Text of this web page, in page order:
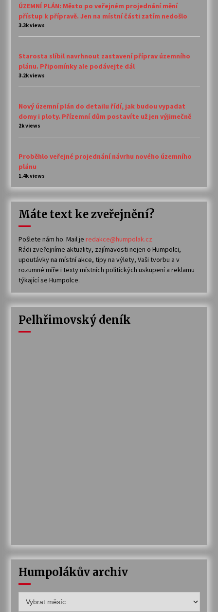
ÚZEMNÍ PLÁN: Město po veřejném projednání mění
přístup k přípravě. Jen na místní části zatím nedošlo
3.3k views
Starosta slíbil navrhnout zastavení příprav územního
plánu. Připomínky ale podávejte dál
3.2k views
Nový územní plán do detailu řídí, jak budou vypadat
domy i ploty. Přízemní dům postavíte už jen výjimečně
2k views
Proběhlo veřejné projednání návrhu nového územního
plánu
1.4k views
Máte text ke zveřejnění?
Pošlete nám ho. Mail je redakce@humpolak.cz
Rádi zveřejníme aktuality, zajímavosti nejen o Humpolci,
upoutávky na místní akce, tipy na výlety, Vaši tvorbu a v
rozumné míře i texty místních politických uskupení a reklamu
týkající se Humpolce.
Pelhřimovský deník
Humpolákův archiv
archiv